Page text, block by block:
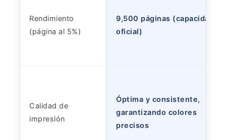
Rendimiento
(página al 5%)
9,500 páginas (capacidad
oficial)
Calidad de
impresión
Óptima y consistente,
garantizando colores
precisos